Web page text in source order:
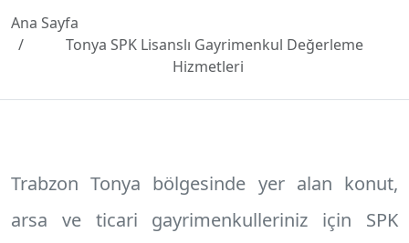
Ana Sayfa
Tonya SPK Lisanslı Gayrimenkul Değerleme
Hizmetleri
Trabzon Tonya bölgesinde yer alan konut,
arsa ve ticari gayrimenkulleriniz için SPK